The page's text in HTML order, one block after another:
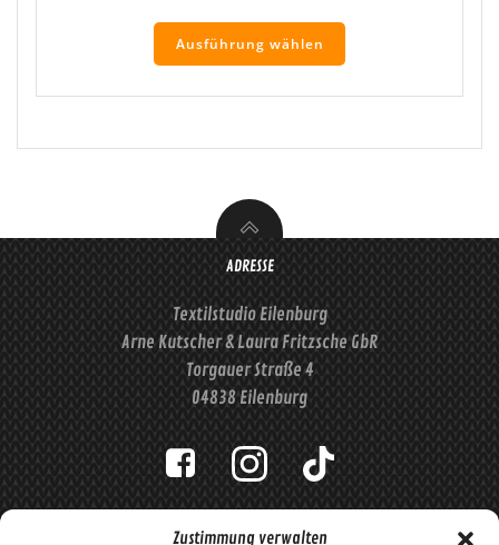
Zustimmung verwalten
Ausführung wählen
Dieses
weist
mehrere
auf
der
Produktseite
gewählt
werden
ADRESSE
Textilstudio Eilenburg
Arne Kutscher & Laura Fritzsche GbR
Torgauer Straße 4
04838 Eilenburg
DATENSCHUTZERKLÄRUNG